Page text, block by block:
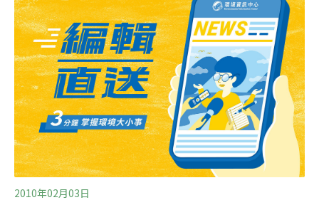
阿拉斯加、智利、印尼和肯亞等。
2010年02月03日